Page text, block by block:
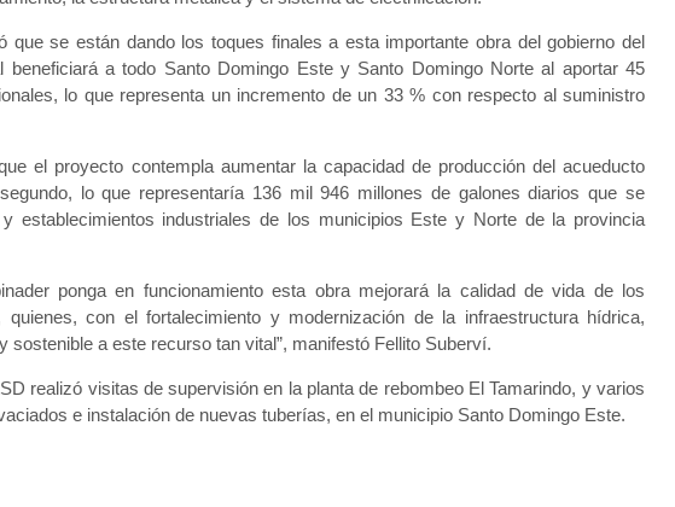
que se están dando los toques finales a esta importante obra del gobierno del
beneficiará a todo Santo Domingo Este y Santo Domingo Norte al aportar 45
lo que representa un incremento de un 33 % con respecto al suministro
el proyecto contempla aumentar la capacidad de producción del acueducto
lo que representaría 136 mil 946 millones de galones diarios que se
establecimientos industriales de los municipios Este y Norte de la provincia
ponga en funcionamiento esta obra mejorará la calidad de vida de los
con el fortalecimiento y modernización de la infraestructura hídrica,
sostenible a este recurso tan vital”, manifestó Fellito Suberví.
realizó visitas de supervisión en la planta de rebombeo El Tamarindo, y varios
e instalación de nuevas tuberías, en el municipio Santo Domingo Este.